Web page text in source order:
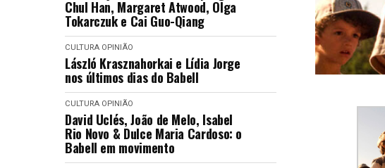
Chul Han, Margaret Atwood, Olga
Tokarczuk e Cai Guo-Qiang
CULTURA OPINIÃO
László Krasznahorkai e Lídia Jorge
nos últimos dias do Babell
CULTURA OPINIÃO
David Uclés, João de Melo, Isabel
Rio Novo & Dulce Maria Cardoso: o
Babell em movimento